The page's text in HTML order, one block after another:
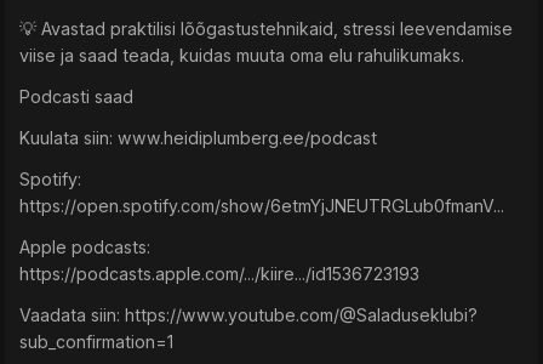
💡 Avastad praktilisi lõõgastustehnikaid, stressi leevendamise
viise ja saad teada, kuidas muuta oma elu rahulikumaks.
Podcasti saad
Kuulata siin: www.heidiplumberg.ee/podcast
Spotify:
https://open.spotify.com/show/6etmYjJNEUTRGLub0fmanV...
Apple podcasts:
https://podcasts.apple.com/.../kiire.../id1536723193
Vaadata siin: https://www.youtube.com/@Saladuseklubi?
sub_confirmation=1